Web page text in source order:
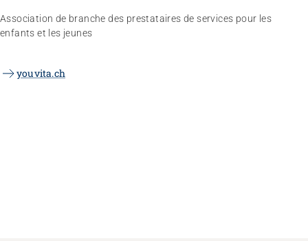
Association de branche des prestataires de services pour les
enfants et les jeunes
youvita.ch